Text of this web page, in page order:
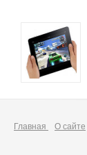
Главная О сайте